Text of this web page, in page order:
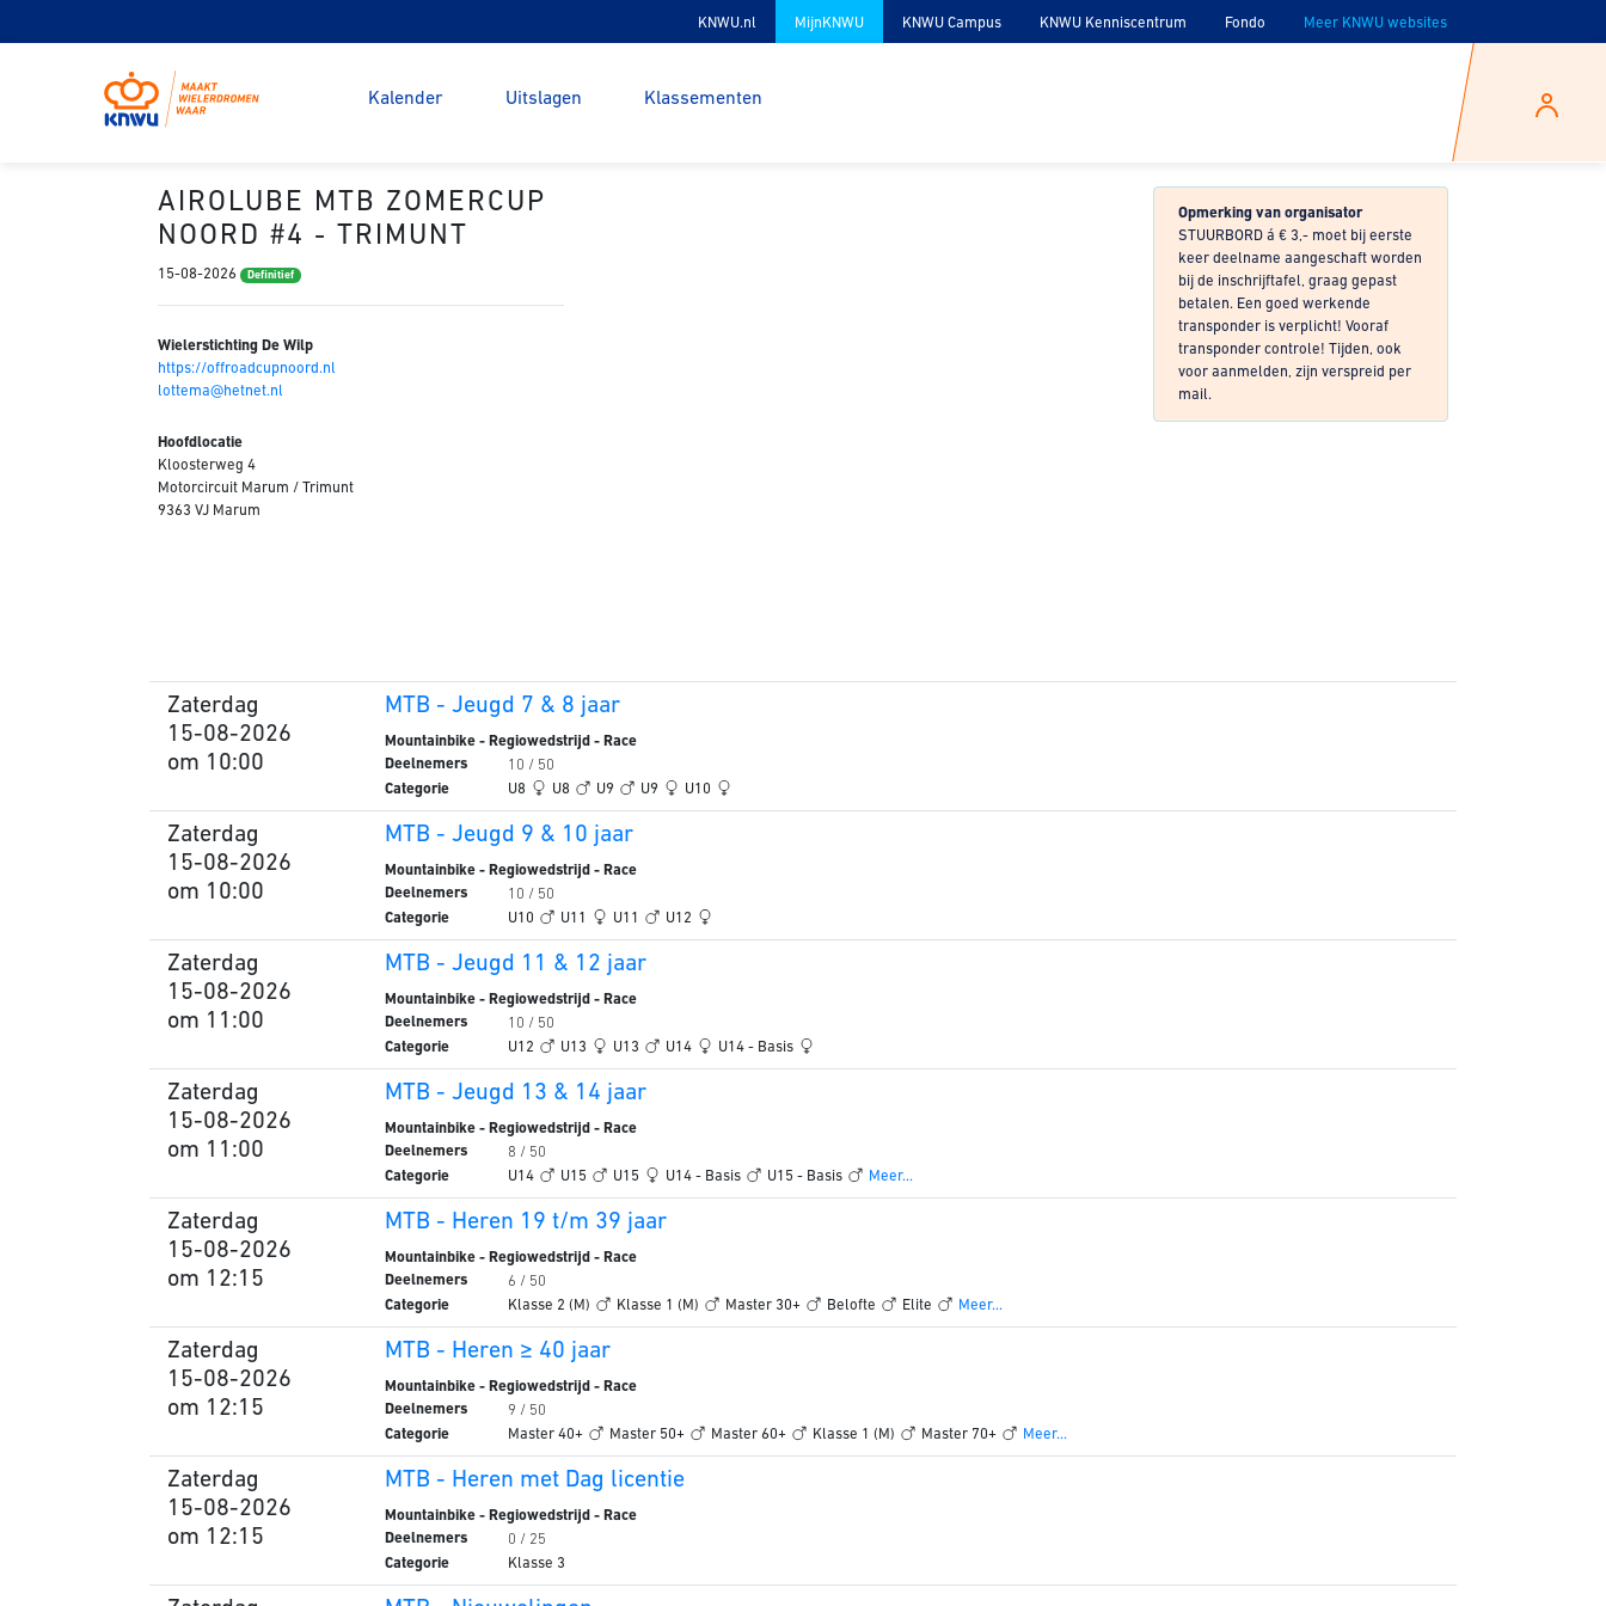
Meer KNWU websites
Fondo
KNWU Kenniscentrum
KNWU Campus
MijnKNWU
KNWU.nl
Kalender Uitslagen Klassementen
AIROLUBE MTB ZOMERCUP
NOORD #4 - TRIMUNT
15-08-2026 Definitief
Wielerstichting De Wilp
https://offroadcupnoord.nl
lottema@hetnet.nl
Hoofdlocatie
Kloosterweg 4
Motorcircuit Marum / Trimunt
9363 VJ Marum
Opmerking van organisator
STUURBORD á € 3,- moet bij eerste
keer deelname aangeschaft worden
bij de inschrijftafel, graag gepast
betalen. Een goed werkende
transponder is verplicht! Vooraf
transponder controle! Tijden, ook
voor aanmelden, zijn verspreid per
mail.
Zaterdag
15-08-2026
om 10:00
MTB - Jeugd 7 & 8 jaar
Mountainbike - Regiowedstrijd - Race
Deelnemers
10 / 50
Categorie
U8 U8 U9 U9 U10
Zaterdag
15-08-2026
om 10:00
MTB - Jeugd 9 & 10 jaar
Mountainbike - Regiowedstrijd - Race
Deelnemers
10 / 50
Categorie
U10 U11 U11 U12
Zaterdag
15-08-2026
om 11:00
MTB - Jeugd 11 & 12 jaar
Mountainbike - Regiowedstrijd - Race
Deelnemers
10 / 50
Categorie
U12 U13 U13 U14 U14 - Basis
Zaterdag
15-08-2026
om 11:00
MTB - Jeugd 13 & 14 jaar
Mountainbike - Regiowedstrijd - Race
Deelnemers
8 / 50
Categorie
U14 U15 U15 U14 - Basis U15 - Basis Meer...
Zaterdag
15-08-2026
om 12:15
MTB - Heren 19 t/m 39 jaar
Mountainbike - Regiowedstrijd - Race
Deelnemers
6 / 50
Categorie
Klasse 2 (M) Klasse 1 (M) Master 30+ Belofte Elite Meer...
Zaterdag
15-08-2026
om 12:15
MTB - Heren ≥ 40 jaar
Mountainbike - Regiowedstrijd - Race
Deelnemers
9 / 50
Categorie
Master 40+ Master 50+ Master 60+ Klasse 1 (M) Master 70+ Meer...
Zaterdag
15-08-2026
om 12:15
MTB - Heren met Dag licentie
Mountainbike - Regiowedstrijd - Race
Deelnemers
0 / 25
Categorie
Klasse 3